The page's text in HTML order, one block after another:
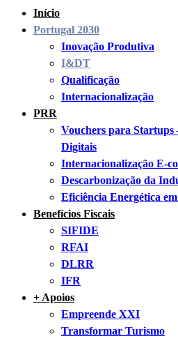
Início
Portugal 2030
Inovação Produtiva
I&DT
Qualificação
Internacionalização
PRR
Vouchers para Startups
Digitais
Internacionalização E-
Descarbonização da
Eficiência Energética
Benefícios Fiscais
SIFIDE
RFAI
DLRR
IFR
+ Apoios
Empreende XXI
Transformar Turismo